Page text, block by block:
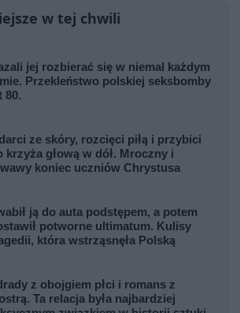
w tej chwili
jej rozbierać się w niemal każdym
Przekleństwo polskiej seksbomby
80.
ze skóry, rozcięci piłą i przybici
krzyża głową w dół. Mroczny i
koniec uczniów Chrystusa
ją do auta podstępem, a potem
potworne ultimatum. Kulisy
która wstrząsnęła Polską
z obojgiem płci i romans z
Ta relacja była najbardziej